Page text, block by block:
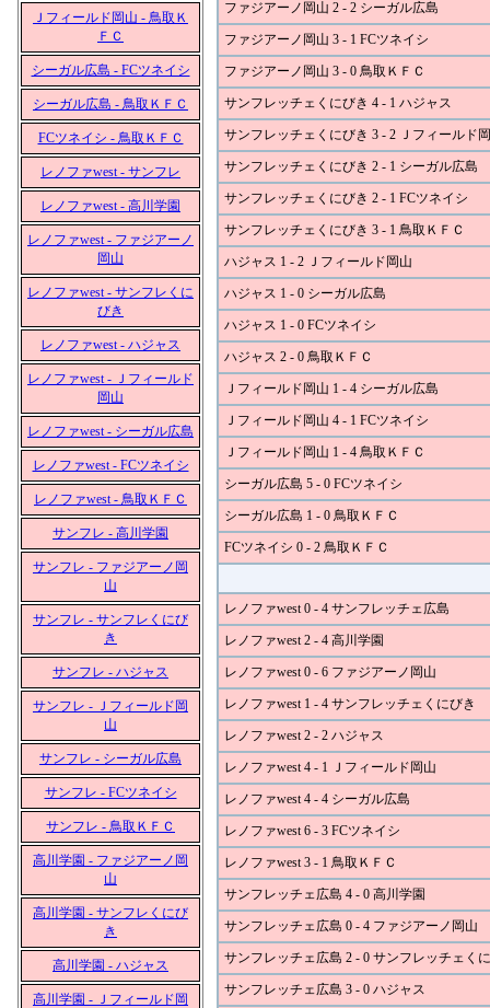
Ｊフィールド岡山 - 鳥取Ｋ
ＦＣ
シーガル広島 - FCツネイシ
シーガル広島 - 鳥取ＫＦＣ
FCツネイシ - 鳥取ＫＦＣ
レノファwest - サンフレ
レノファwest - 高川学園
レノファwest - ファジアーノ
岡山
レノファwest - サンフレくに
びき
レノファwest - ハジャス
レノファwest - Ｊフィールド
岡山
レノファwest - シーガル広島
レノファwest - FCツネイシ
レノファwest - 鳥取ＫＦＣ
サンフレ - 高川学園
サンフレ - ファジアーノ岡
山
サンフレ - サンフレくにび
き
サンフレ - ハジャス
サンフレ - Ｊフィールド岡
山
サンフレ - シーガル広島
サンフレ - FCツネイシ
サンフレ - 鳥取ＫＦＣ
高川学園 - ファジアーノ岡
山
高川学園 - サンフレくにび
き
高川学園 - ハジャス
高川学園 - Ｊフィールド岡
ファジアーノ岡山 2 - 2 シーガル広島
ファジアーノ岡山 3 - 1 FCツネイシ
ファジアーノ岡山 3 - 0 鳥取ＫＦＣ
サンフレッチェくにびき 4 - 1 ハジャス
サンフレッチェくにびき 3 - 2 Ｊフィールド
サンフレッチェくにびき 2 - 1 シーガル広島
サンフレッチェくにびき 2 - 1 FCツネイシ
サンフレッチェくにびき 3 - 1 鳥取ＫＦＣ
ハジャス 1 - 2 Ｊフィールド岡山
ハジャス 1 - 0 シーガル広島
ハジャス 1 - 0 FCツネイシ
ハジャス 2 - 0 鳥取ＫＦＣ
Ｊフィールド岡山 1 - 4 シーガル広島
Ｊフィールド岡山 4 - 1 FCツネイシ
Ｊフィールド岡山 1 - 4 鳥取ＫＦＣ
シーガル広島 5 - 0 FCツネイシ
シーガル広島 1 - 0 鳥取ＫＦＣ
FCツネイシ 0 - 2 鳥取ＫＦＣ
レノファwest 0 - 4 サンフレッチェ広島
レノファwest 2 - 4 高川学園
レノファwest 0 - 6 ファジアーノ岡山
レノファwest 1 - 4 サンフレッチェくにびき
レノファwest 2 - 2 ハジャス
レノファwest 4 - 1 Ｊフィールド岡山
レノファwest 4 - 4 シーガル広島
レノファwest 6 - 3 FCツネイシ
レノファwest 3 - 1 鳥取ＫＦＣ
サンフレッチェ広島 4 - 0 高川学園
サンフレッチェ広島 0 - 4 ファジアーノ岡山
サンフレッチェ広島 2 - 0 サンフレッチェく
サンフレッチェ広島 3 - 0 ハジャス